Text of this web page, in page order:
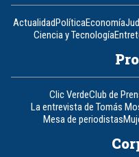
ActualidadPolíticaEconomía
Ciencia y Tecnología
Clic VerdeClub de
La entrevista de Tomás
Mesa de periodistas